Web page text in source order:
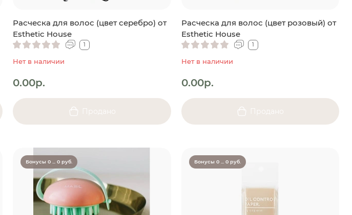
Расческа для волос (цвет серебро) от
Esthetic House
1
Нет в наличии
0.00р.
Продано
Расческа для волос (цвет розовый) от
Esthetic House
1
Нет в наличии
0.00р.
Продано
Бонусы 0 ... 0 руб. Бонусы 0 ... 0 руб.